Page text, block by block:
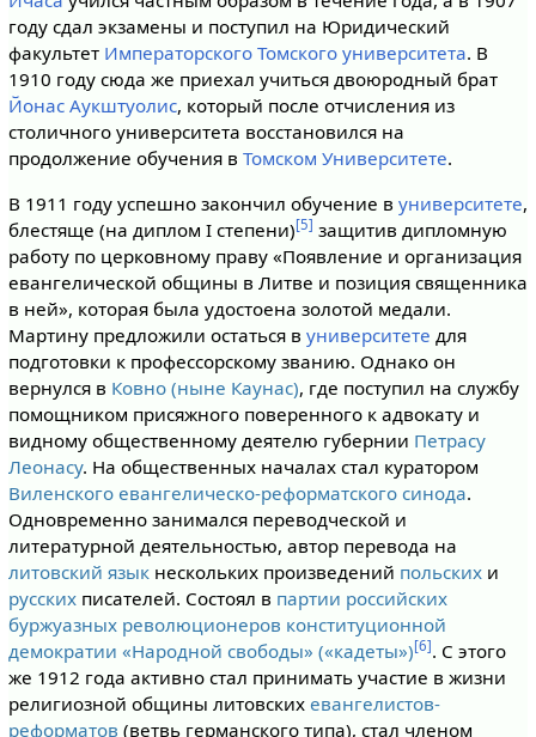
году сдал экзамены и поступил на Юридический
факультет Императорского Томского университета. В
1910 году сюда же приехал учиться двоюродный брат
Йонас Аукштуолис, который после отчисления из
столичного университета восстановился на
продолжение обучения в Томском Университете.
В 1911 году успешно закончил обучение в университете,
блестяще (на диплом I степени)[5] защитив дипломную
работу по церковному праву «Появление и организация
евангелической общины в Литве и позиция священника
в ней», которая была удостоена золотой медали.
Мартину предложили остаться в университете для
подготовки к профессорскому званию. Однако он
вернулся в Ковно (ныне Каунас), где поступил на службу
помощником присяжного поверенного к адвокату и
видному общественному деятелю губернии Петрасу
Леонасу. На общественных началах стал куратором
Виленского евангелическо-реформатского синода.
Одновременно занимался переводческой и
литературной деятельностью, автор перевода на
литовский языкнескольких произведений польскихи
русскихписателей. Состоял в партии российских
буржуазных революционеров конституционной
демократии «Народной свободы» («кадеты»)[6]. С этого
же 1912 года активно стал принимать участие в жизни
религиозной общины литовских евангелистов-
реформатов (ветвь германского типа), стал членом